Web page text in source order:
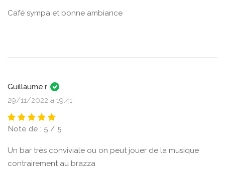
Café sympa et bonne ambiance
Guillaume.r
29/11/2022 à 19:41
Note de : 5 / 5
Un bar très conviviale ou on peut jouer de la musique
contrairement au brazza